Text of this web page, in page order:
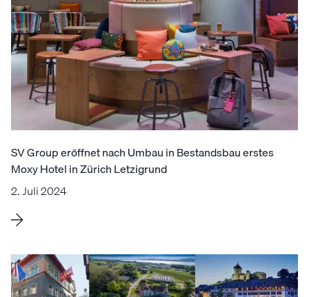
SV Group eröffnet nach Umbau in Bestandsbau erstes
Moxy Hotel in Zürich Letzigrund
2. Juli 2024